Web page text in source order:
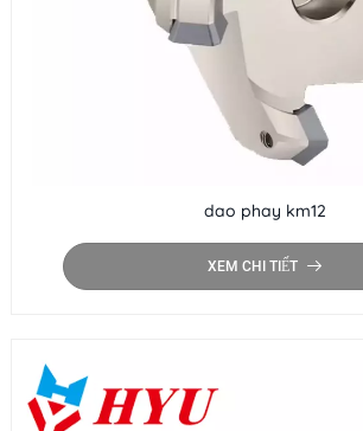
dao phay km12
XEM CHI TIẾT